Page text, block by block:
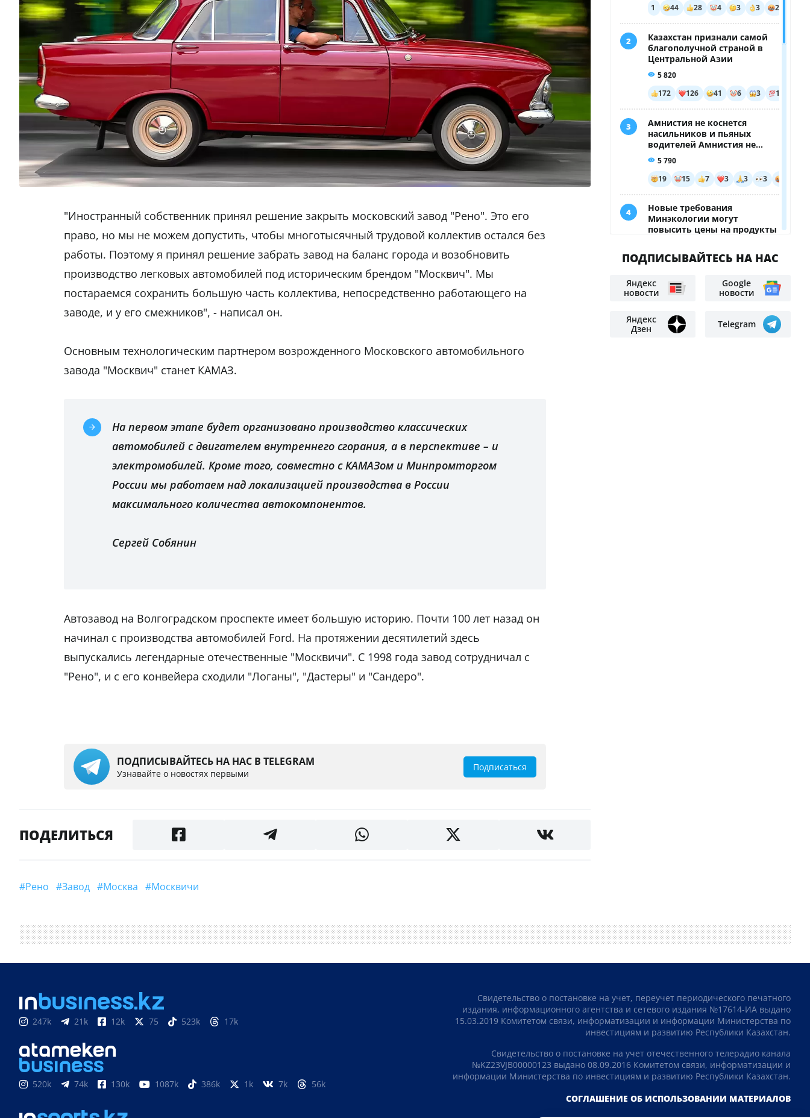
"Иностранный собственник принял решение закрыть московский завод "Рено". Это его
право, но мы не можем допустить, чтобы многотысячный трудовой коллектив остался без
работы. Поэтому я принял решение забрать завод на баланс города и возобновить
производство легковых автомобилей под историческим брендом "Москвич". Мы
постараемся сохранить большую часть коллектива, непосредственно работающего на
заводе, и у его смежников", - написал он.
Основным технологическим партнером возрожденного Московского автомобильного
завода "Москвич" станет КАМАЗ.
На первом этапе будет организовано производство классических
автомобилей с двигателем внутреннего сгорания, а в перспективе – и
электромобилей. Кроме того, совместно с КАМАЗом и Минпромторгом
России мы работаем над локализацией производства в России
максимального количества автокомпонентов.
Сергей Собянин
Автозавод на Волгоградском проспекте имеет большую историю. Почти 100 лет назад он
начинал с производства автомобилей Ford. На протяжении десятилетий здесь
выпускались легендарные отечественные "Москвичи". С 1998 года завод сотрудничал с
"Рено", и с его конвейера сходили "Логаны", "Дастеры" и "Сандеро".
ПОДПИСЫВАЙТЕСЬ НА НАС В TELEGRAM
Узнавайте о новостях первыми
Подписаться
ПОДЕЛИТЬСЯ
#рено #Завод #Москва #Москвичи
Самолет рухнул после
346 человек на борту
грузовика из-за перекрытой
дороги в Жамбылской области:
247k 21k 12k 75 523k 17k
520k 74k 130k 1087k 386k 1k 7k 56k
Свидетельство о постановке на учет, переучет периодического печатного
издания, информационного агентства и сетевого издания №17614-ИА выдано
15.03.2019 Комитетом связи, информатизации и информации Министерства по
инвестициям и развитию Республики Казахстан.
Свидетельство о постановке на учет отечественного телерадио канала
№KZ23VJB00000123 выдано 08.09.2016 Комитетом связи, информатизации и
информации Министерства по инвестициям и развитию Республики Казахстан.
СОГЛАШЕНИЕ ОБ ИСПОЛЬЗОВАНИИ МАТЕРИАЛОВ